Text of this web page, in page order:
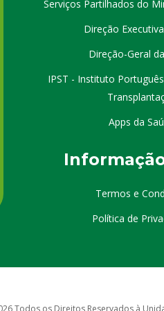
Serviços Partilhados do
Direção
Direção-Geral
IPST - Instituto
Apps da
I
Termos e
Política de
Todos os Direitos Reservados à